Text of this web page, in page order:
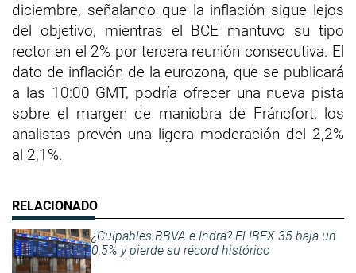
diciembre, señalando que la inflación sigue lejos
del objetivo, mientras el BCE mantuvo su tipo
rector en el 2% por tercera reunión consecutiva. El
dato de inflación de la eurozona, que se publicará
a las 10:00 GMT, podría ofrecer una nueva pista
sobre el margen de maniobra de Fráncfort: los
analistas prevén una ligera moderación del 2,2%
al 2,1%.
¿Culpables BBVA e Indra? El IBEX 35 baja un
0,5% y pierde su récord histórico